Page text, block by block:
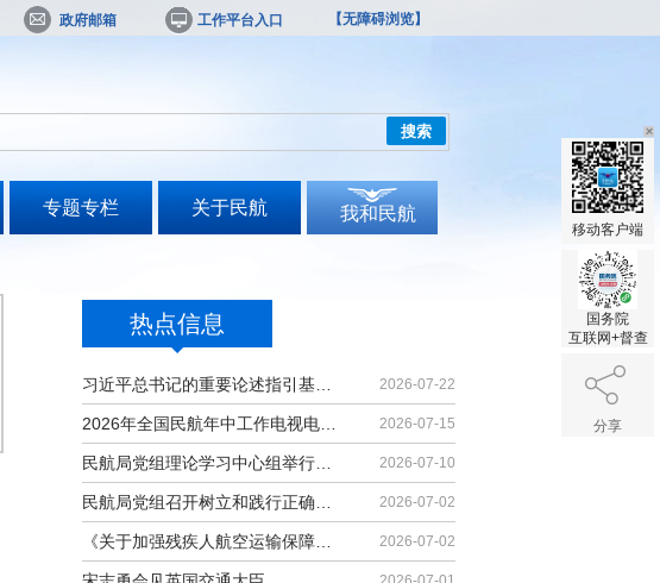
政府邮箱 工作平台入口 【无障碍浏览】
搜索
专题专栏 关于民航 我和民航
热点信息
2026-07-22
2026-07-15
2026-07-10
2026-07-02
2026-07-02
移动客户端
国务院
互联网+督查
分享